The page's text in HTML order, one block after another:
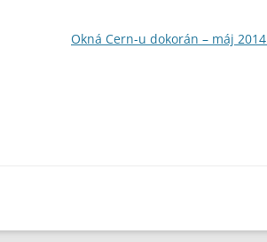
Okná Cern-u dokorán – máj 2014